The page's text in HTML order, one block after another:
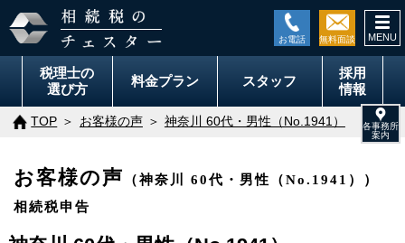
税理士の
選び方
料金プラン スタッフ
採用
情報
TOP お客様の声 神奈川 60代・男性（No.1941）
お客様の声
（神奈川 60代・男性（No.1941））
相続税申告